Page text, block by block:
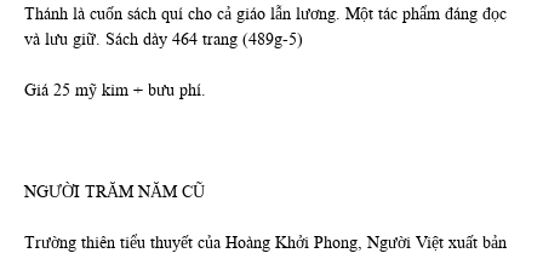
Thánh là cuốn sách quí cho cả giáo lẫn lương. Một tác phẩm đáng đọc
và lưu giữ. Sách dày 464 trang (489g-5)
Giá 25 mỹ kim + bưu phí.
NGƯỜI TRĂM NĂM CŨ
Trường thiên tiểu thuyết của Hoàng Khởi Phong, Người Việt xuất bản